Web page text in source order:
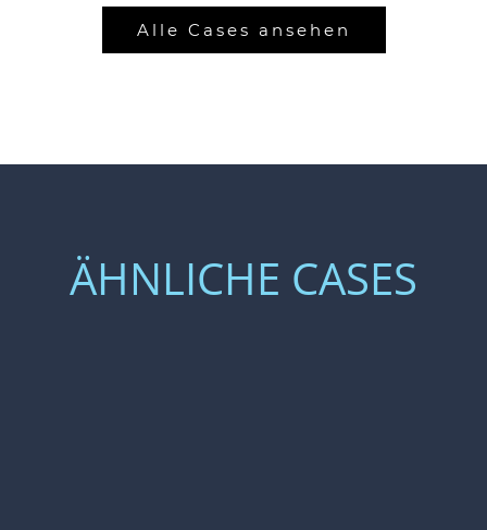
Alle Cases ansehen
ÄHNLICHE CASES